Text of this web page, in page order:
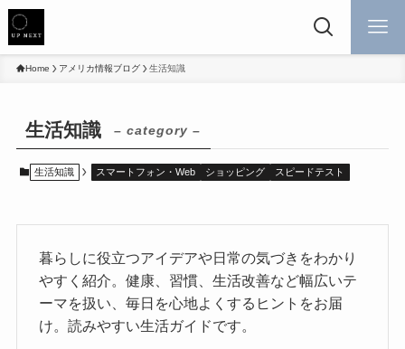
Home アメリカ情報ブログ 生活知識
生活知識 – category –
生活知識 スマートフォン・Web ショッピング スピードテスト
暮らしに役立つアイデアや日常の気づきをわかり
やすく紹介。健康、習慣、生活改善など幅広いテ
ーマを扱い、毎日を心地よくするヒントをお届
け。読みやすい生活ガイドです。